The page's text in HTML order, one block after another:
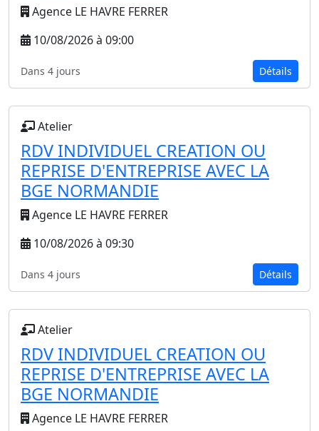
Agence LE HAVRE FERRER
10/08/2026 à 09:00
Dans 4 jours Détails
Atelier
RDV INDIVIDUEL CREATION OU
REPRISE D'ENTREPRISE AVEC LA
BGE NORMANDIE
Agence LE HAVRE FERRER
10/08/2026 à 09:30
Dans 4 jours Détails
Atelier
RDV INDIVIDUEL CREATION OU
REPRISE D'ENTREPRISE AVEC LA
BGE NORMANDIE
Agence LE HAVRE FERRER